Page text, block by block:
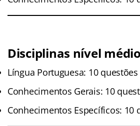
Disciplinas nível médio
Língua Portuguesa: 10 questões
Conhecimentos Gerais: 10
Conhecimentos Específicos: 10